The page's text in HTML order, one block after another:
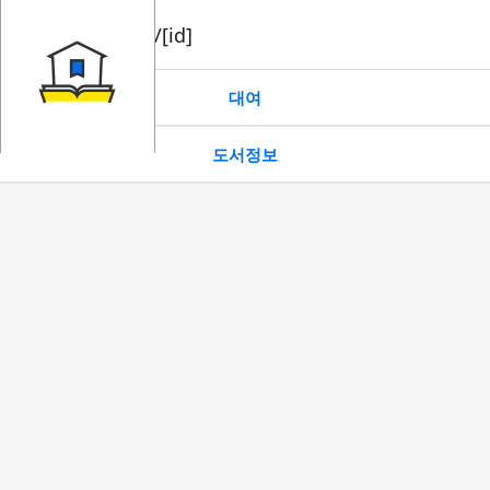
book/rent/[id]
대여
도서정보